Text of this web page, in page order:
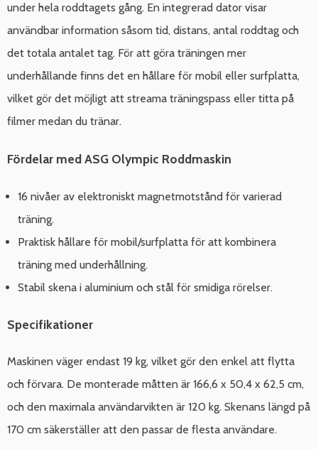
under hela roddtagets gång. En integrerad dator visar
användbar information såsom tid, distans, antal roddtag och
det totala antalet tag. För att göra träningen mer
underhållande finns det en hållare för mobil eller surfplatta,
vilket gör det möjligt att streama träningspass eller titta på
filmer medan du tränar.
Fördelar med ASG Olympic Roddmaskin
16 nivåer av elektroniskt magnetmotstånd för varierad
träning.
Praktisk hållare för mobil/surfplatta för att kombinera
träning med underhållning.
Stabil skena i aluminium och stål för smidiga rörelser.
Specifikationer
Maskinen väger endast 19 kg, vilket gör den enkel att flytta
och förvara. De monterade måtten är 166,6 x 50,4 x 62,5 cm,
och den maximala användarvikten är 120 kg. Skenans längd på
170 cm säkerställer att den passar de flesta användare.